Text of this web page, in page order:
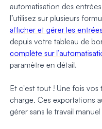
automatisation des
l’utilisez sur plusieurs
afficher et gérer les
depuis votre tableau de
complète sur
paramètre en détail.
Et c'est tout ! Une fois vos
charge. Ces exportations
gérer sans le travail